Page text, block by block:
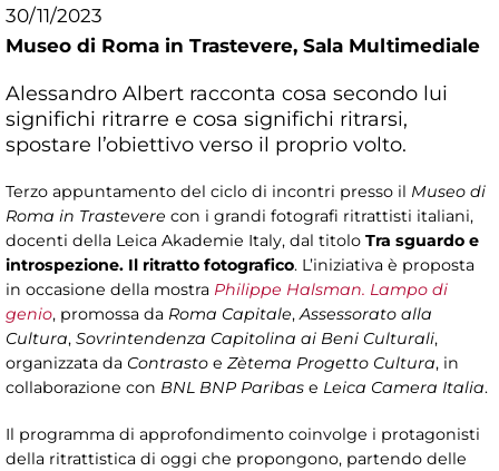
30/11/2023
Museo di Roma in Trastevere, Sala Multimediale
Alessandro Albert racconta cosa secondo lui
significhi ritrarre e cosa significhi ritrarsi,
spostare l’obiettivo verso il proprio volto.
Terzo appuntamento del ciclo di incontri presso il Museo di
Roma in Trastevere con i grandi fotografi ritrattisti italiani,
docenti della Leica Akademie Italy, dal titolo Tra sguardo e
introspezione. Il ritratto fotografico. L’iniziativa è proposta
in occasione della mostra Philippe Halsman. Lampo di
genio, promossa da Roma Capitale,Assessorato alla
Cultura, Sovrintendenza Capitolina ai Beni Culturali,
organizzata da Contrasto e Zètema Progetto Cultura, in
collaborazione con BNL BNP Paribas e Leica Camera Italia.
Il programma di approfondimento coinvolge i protagonisti
della ritrattistica di oggi che propongono, partendo delle